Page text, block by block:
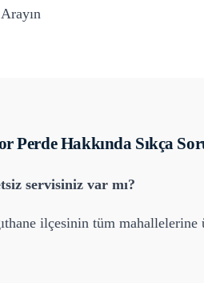
PerdeHakkında Sıkça
servisiniz var mı?
ilçesinin tüm mahallelerine